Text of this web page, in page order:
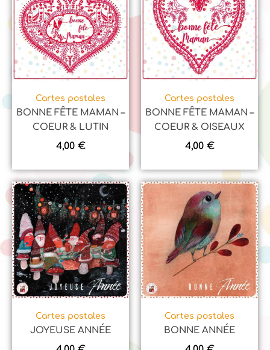
Cartes postales
BONNE FÊTE MAMAN –
COEUR & LUTIN
4,00 €
Cartes postales
BONNE FÊTE MAMAN –
COEUR & OISEAUX
4,00 €
Cartes postales
JOYEUSE ANNÉE
Cartes postales
BONNE ANNÉE